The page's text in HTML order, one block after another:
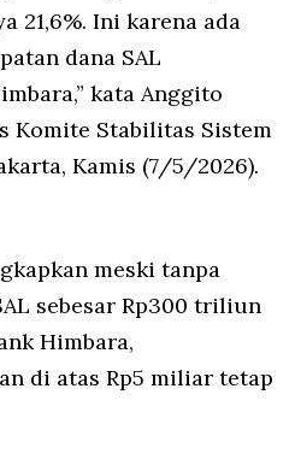
21,6%. Ini karena ada
dana SAL
kata Anggito
Komite Stabilitas Sistem
Kamis (7/5/2026).
meski tanpa
sebesar Rp300 triliun
Himbara,
di atas Rp5 miliar tetap